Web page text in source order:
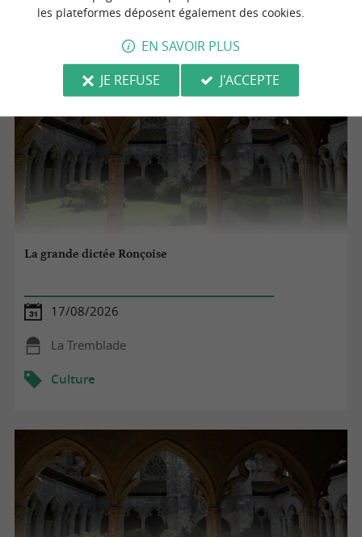
La grande dictée Ronçoise
17/08/2026
La Tremblade
Culture
les plateformes déposent également des cookies.
EN SAVOIR PLUS
JE REFUSE
J'ACCEPTE